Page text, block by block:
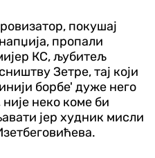
покушај
пропали
КС, љубитељ
Зетре, тај који
борбе' дуже него
није неко коме би
јер худник мисли